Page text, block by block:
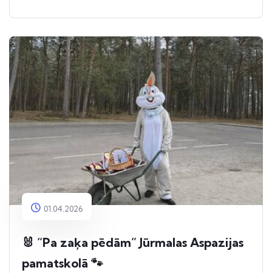
01.04.2026
🐰 “Pa zaķa pēdām” Jūrmalas Aspazijas
pamatskolā 🐾